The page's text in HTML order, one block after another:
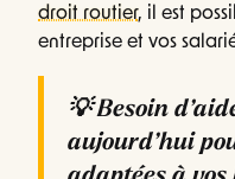
droit routier, il est
entreprise et vos
💡Besoin
aujourd’hui